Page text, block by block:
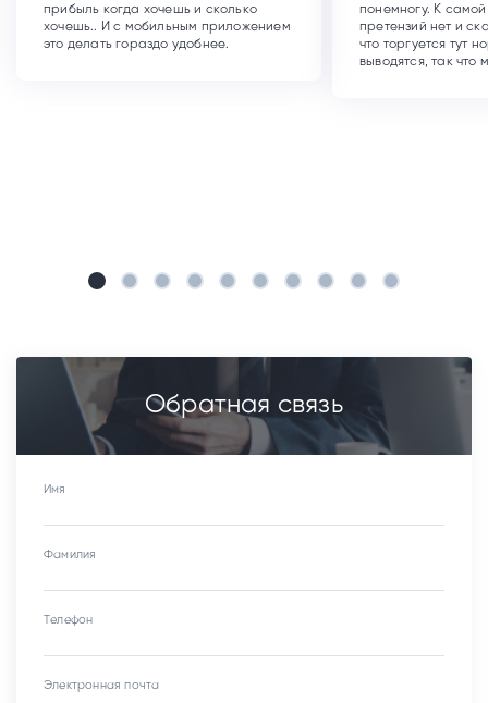
прибыль когда хочешь и сколько
хочешь.. И с мобильным приложением
это делать гораздо удобнее.
понемногу. К
претензий нет и
что торгуется тут
выводятся, так что
Обратная связь
Имя
Фамилия
Телефон
Электронная почта